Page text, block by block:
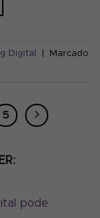
Digital
Marcado
5
pode